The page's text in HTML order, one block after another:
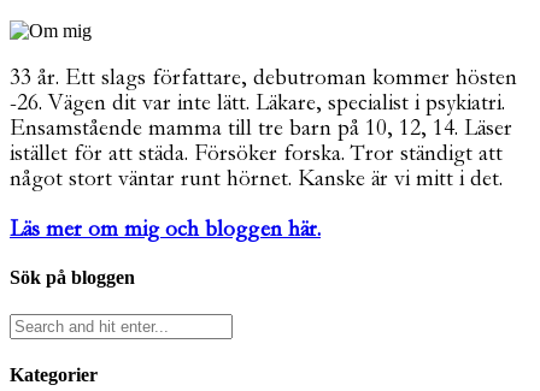
33 år. Ett slags författare, debutroman kommer hösten
-26. Vägen dit var inte lätt. Läkare, specialist i psykiatri.
Ensamstående mamma till tre barn på 10, 12, 14. Läser
istället för att städa. Försöker forska. Tror ständigt att
något stort väntar runt hörnet. Kanske är vi mitt i det.
Läs mer om mig och bloggen här.
Sök på bloggen
Kategorier